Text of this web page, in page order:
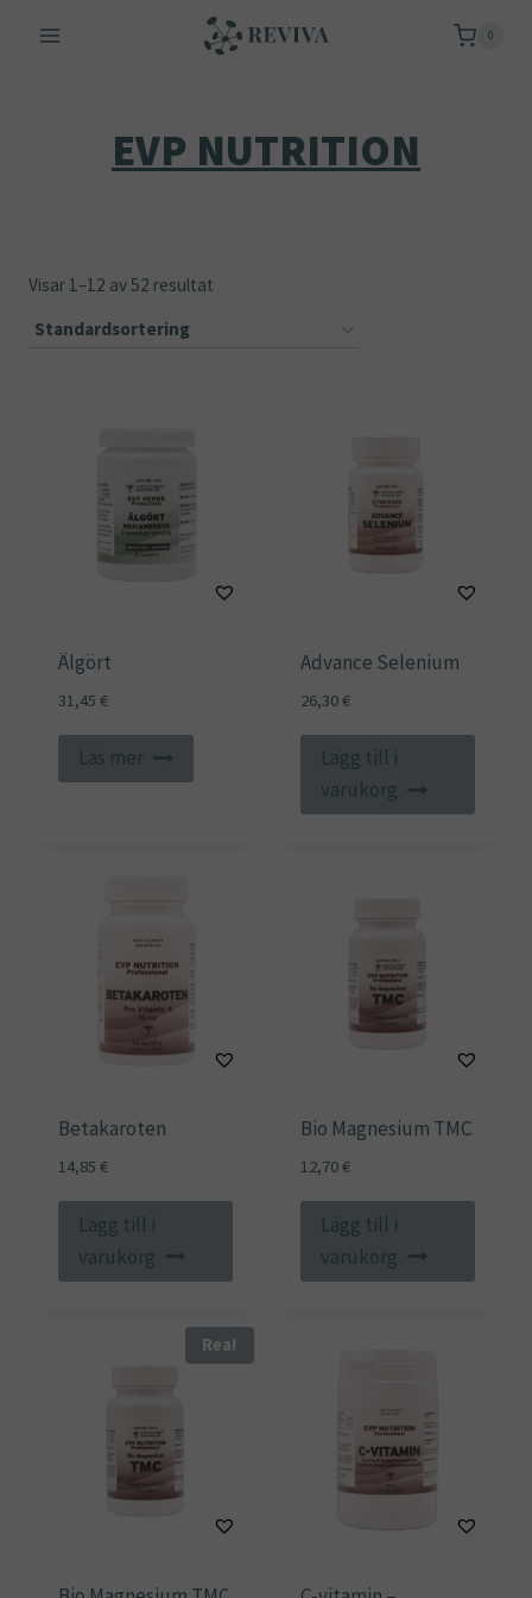
0
EVP NUTRITION
Visar 1–12 av 52 resultat
Älgört
31,45 €
Läs mer
Advance Selenium
26,30€
Lägg till i
varukorg
Betakaroten
14,85 €
Lägg till i
varukorg
Bio Magnesium TMC
12,70€
Lägg till i
varukorg
Rea!